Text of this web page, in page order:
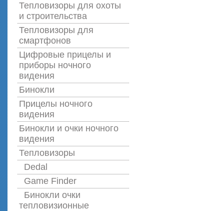
Тепловизоры для охоты
и строительства
Тепловизоры для
смартфонов
Цифровые прицелы и
приборы ночного
видения
Бинокли
Прицелы ночного
видения
Бинокли и очки ночного
видения
Тепловизоры
Dedal
Game Finder
Бинокли очки
тепловизионные